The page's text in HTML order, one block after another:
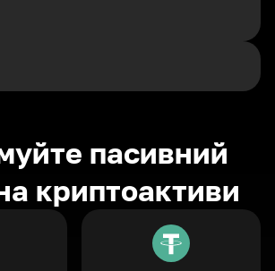
пасивний
криптоактиви